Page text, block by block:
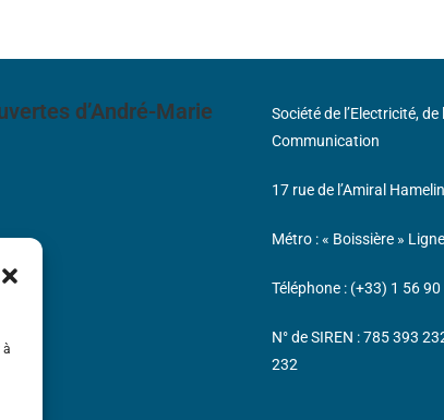
à
d’André-Marie
Société de l’Electricité,
Communication
17 rue de l’Amiral Hamelin
Métro : « Boissière »
Téléphone : (+33) 1 56
N° de SIREN : 785 393
232